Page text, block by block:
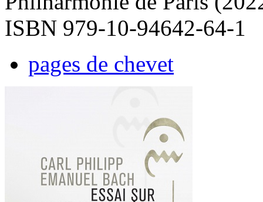
ISBN 979-10-94642-64-1
pages de chevet